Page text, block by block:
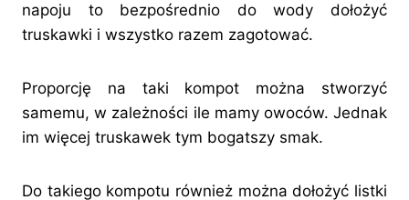
napoju to bezpośrednio do wody dołożyć
truskawki i wszystko razem zagotować.
Proporcję na taki kompot można stworzyć
samemu, w zależności ile mamy owoców. Jednak
im więcej truskawek tym bogatszy smak.
Do takiego kompotu również można dołożyć listki